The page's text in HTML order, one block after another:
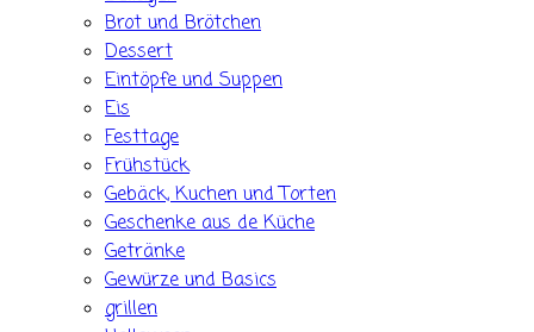
Brot und Brötchen
Dessert
Eintöpfe und Suppen
Eis
Festtage
Frühstück
Gebäck, Kuchen und Torten
Geschenke aus de Küche
Getränke
Gewürze und Basics
grillen